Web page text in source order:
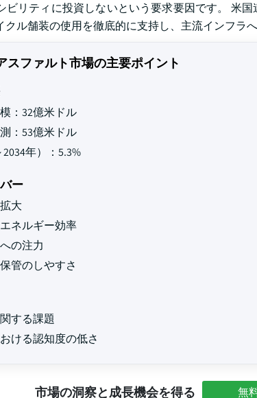
ビリティに投資しないという要求要因です。 米
ル舗装の使用を徹底的に支持し、主流インフラ
スファルト市場の主要ポイント
：32億米ドル
：53億米ドル
2034年）：5.3%
ー
大
ネルギー効率
の注力
管のしやすさ
する課題
ける認知度の低さ
市場の洞察と成長機会を得る 無